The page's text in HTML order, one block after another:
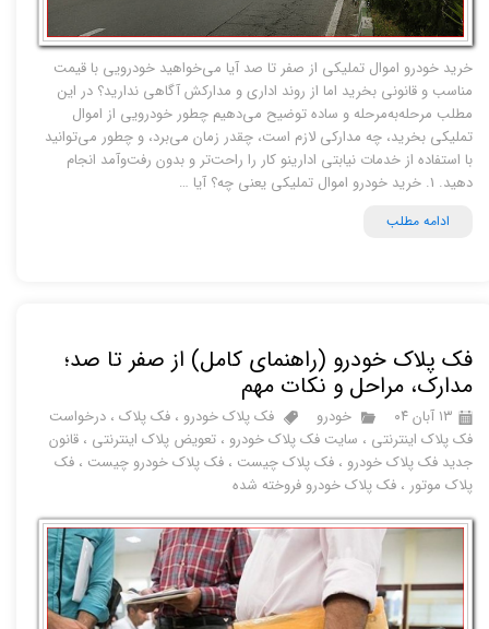
خرید خودرو اموال تملیکی از صفر تا صد آیا می‌خواهید خودرویی با قیمت
مناسب و قانونی بخرید اما از روند اداری و مدارکش آگاهی ندارید؟ در این
مطلب مرحله‌به‌مرحله و ساده توضیح می‌دهیم چطور خودرویی از اموال
تملیکی بخرید، چه مدارکی لازم است، چقدر زمان می‌برد، و چطور می‌توانید
با استفاده از خدمات نیابتی ادارینو کار را راحت‌تر و بدون رفت‌وآمد انجام
دهید. 1. خرید خودرو اموال تملیکی یعنی چه؟ آیا …
ادامه مطلب
فک پلاک خودرو (راهنمای کامل) از صفر تا صد؛
مدارک، مراحل و نکات مهم
۱۳ آبان ۰۴ خودرو فک پلاک خودرو ،فک پلاک ،درخواست
فک پلاک اینترنتی ، سایت فک پلاک خودرو ،تعویض پلاک اینترنتی ،قانون
جدید فک پلاک خودرو ،فک پلاک چیست ،فک پلاک خودرو چیست ،فک
پلاک موتور ،فک پلاک خودرو فروخته شده